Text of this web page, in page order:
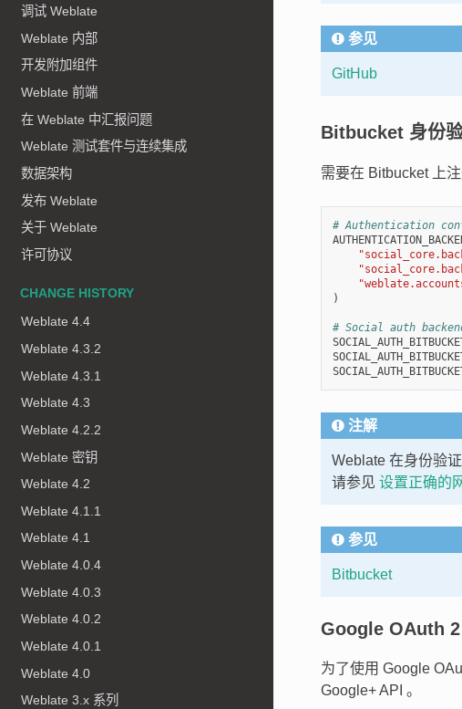
调试 Weblate
Weblate 内部
开发附加组件
Weblate 前端
在 Weblate 中汇报问题
Weblate 测试套件与连续集成
数据架构
发布 Weblate
关于 Weblate
许可协议
CHANGE HISTORY
Weblate 4.4
Weblate 4.3.2
Weblate 4.3.1
Weblate 4.3
Weblate 4.2.2
Weblate 密钥
Weblate 4.2
Weblate 4.1.1
Weblate 4.1
Weblate 4.0.4
Weblate 4.0.3
Weblate 4.0.2
Weblate 4.0.1
Weblate 4.0
Weblate 3.x 系列
参见
GitHub
Bitbucket 身份
需要在 Bitbucket 上
# Authentication
)
# Social auth
注解
Weblate 在身份验
请参见 设置正确的
参见
Bitbucket
Google OAuth 2
为了使用 Google
Google+ API 。